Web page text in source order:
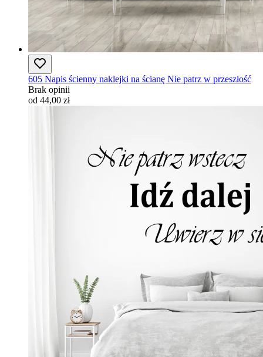
605 Napis ścienny naklejki na ścianę Nie patrz w przeszłość
Brak opinii
od 44,00 zł